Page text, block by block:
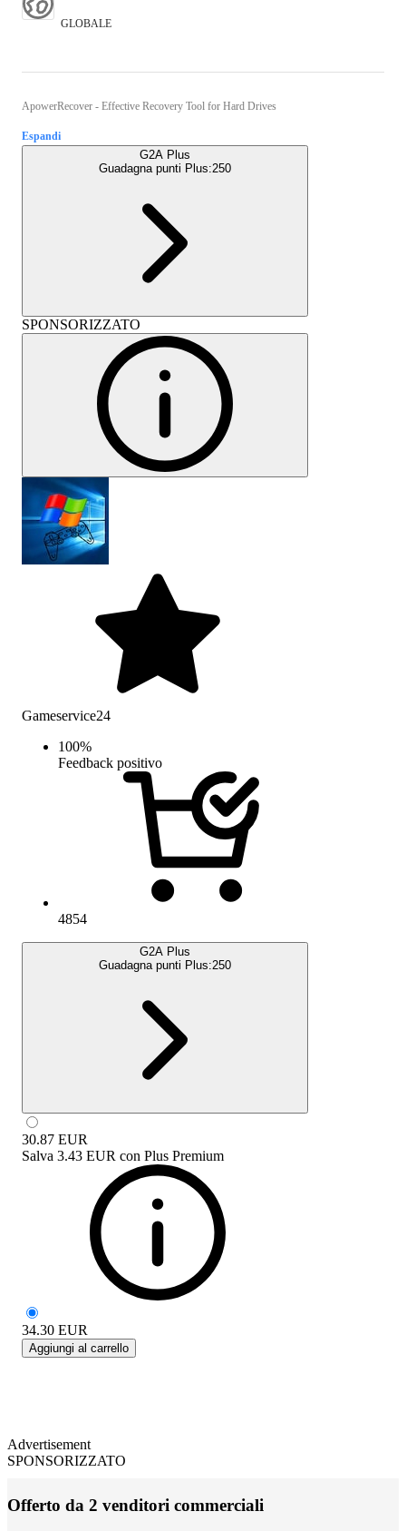
GLOBALE
ApowerRecover - Effective Recovery Tool for Hard Drives
Espandi
G2A Plus
Guadagna punti Plus:250
SPONSORIZZATO
Gameservice24
100%
Feedback positivo
4854
G2A Plus
Guadagna punti Plus:250
30.87 EUR
Salva 3.43 EUR con Plus Premium
34.30 EUR
Aggiungi al carrello
Advertisement
SPONSORIZZATO
Offerto da 2 venditori commerciali